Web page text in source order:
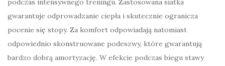
podczas intensywnego treningu. Zastosowana siatka
gwarantuje odprowadzanie ciepła i skutecznie ogranicza
pocenie się stopy. Za komfort odpowiadają natomiast
odpowiednio skonstruowane podeszwy, które gwarantują
bardzo dobrą amortyzację. W efekcie podczas biegu stawy